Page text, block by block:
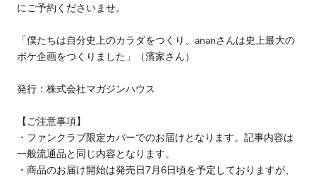
にご予約くださいませ。
「僕たちは自分史上のカラダをつくり、ananさんは史上最大の
ボケ企画をつくりました」（濱家さん）
発行：株式会社マガジンハウス
【ご注意事項】
・ファンクラブ限定カバーでのお届けとなります。記事内容は
一般流通品と同じ内容となります。
・商品のお届け開始は発売日7月6日頃を予定しておりますが、